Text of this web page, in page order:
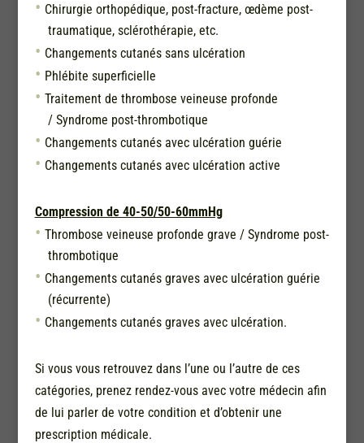
Chirurgie orthopédique, post-fracture, œdème post-
traumatique, sclérothérapie, etc.
Changements cutanés sans ulcération
Phlébite superficielle
Traitement de thrombose veineuse profonde
/ Syndrome post-thrombotique
Changements cutanés avec ulcération guérie
Changements cutanés avec ulcération active
Compression de 40-50/50-60mmHg
Thrombose veineuse profonde grave / Syndrome post-
thrombotique
Changements cutanés graves avec ulcération guérie
(récurrente)
Changements cutanés graves avec ulcération.
Si vous vous retrouvez dans l’une ou l’autre de ces
catégories, prenez rendez-vous avec votre médecin afin
de lui parler de votre condition et d’obtenir une
prescription médicale.